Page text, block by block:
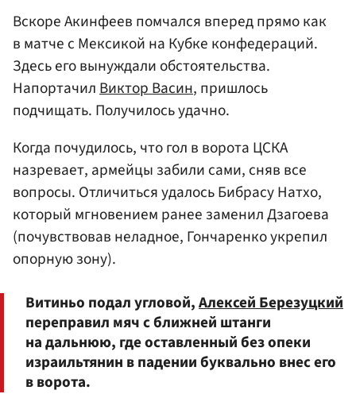
Вскоре Акинфеев помчался вперед прямо как
в матче с Мексикой на Кубке конфедераций.
Здесь его вынуждали обстоятельства.
НапортачилВиктор Васин, пришлось
подчищать. Получилось удачно.
Когда почудилось, что гол в ворота ЦСКА
назревает, армейцы забили сами, сняв все
вопросы. Отличиться удалось Бибрасу Натхо,
который мгновением ранее заменил Дзагоева
(почувствовав неладное, Гончаренко укрепил
опорную зону).
Витиньо подал угловой,Алексей Березуцкий
переправил мяч с ближней штанги
на дальнюю, где оставленный без опеки
израильтянин в падении буквально внес его
в ворота.